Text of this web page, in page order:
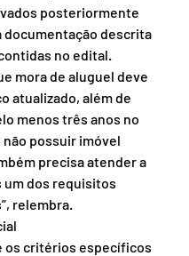
posteriormente
documentação descrita
no edital.
mora de aluguel deve
atualizado, além de
menos três anos no
possuir imóvel
precisa atender a
um dos requisitos
relembra.
os critérios específicos